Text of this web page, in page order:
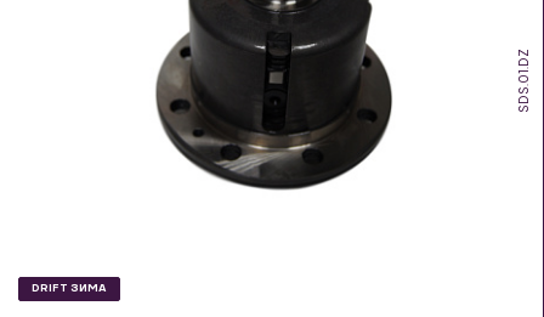
SDS.01.DZ
DRIFT ЗИМА